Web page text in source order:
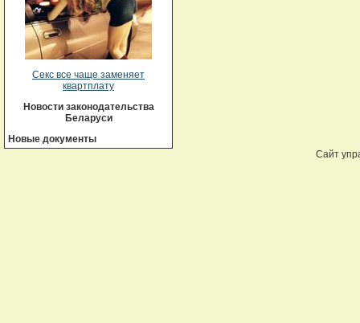
Секс все чаще заменяет
квартплату
Новости законодательства
Беларуси
Новые документы
Сайт